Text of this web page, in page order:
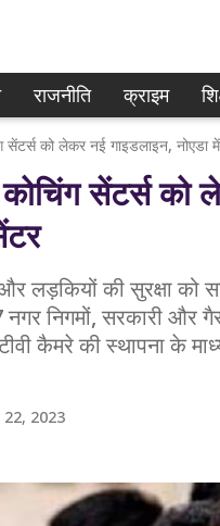
राजनीति क्राइम
सेंटर्स को
लड़कियों की सुरक्षा
निगमों, सरकारी और
कैमरे की स्थापना के
2023